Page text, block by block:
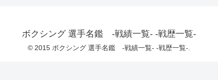
ボクシング 選手名鑑 -戦績一覧- -戦歴一覧-
© 2015 ボクシング 選手名鑑 -戦績一覧- -戦歴一覧-.